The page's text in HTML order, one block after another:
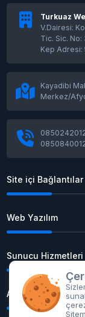
Turkuaz
V.Dairesi:
Tic. Sic.
Kep
Kayadibi
Merkez/
Site içi Bağlantılar
Web Yazılım
Sunucu Hizmetleri
Alan Adı Tescil